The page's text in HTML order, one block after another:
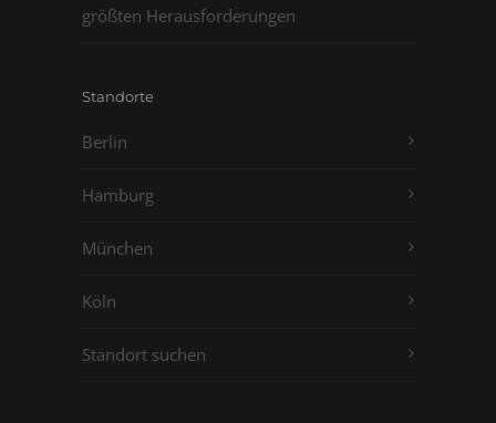
größten Herausforderungen
Standorte
Berlin
Hamburg
München
Köln
Standort suchen